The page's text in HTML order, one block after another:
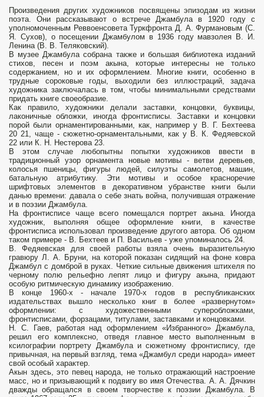
Произведения других художников посвящены эпизодам из жизни
поэта. Они рассказывают о встрече Джамбула в 1920 году с
уполномоченным Рев­военсовета Туркфронта Д. А. Фурмановым (С.
Я. Сухов), о посещении Джамбулом в 1936 году мавзолея В. И.
Ленина (В. В. Теляковский).
В музее Джамбула собрана также и большая библиотека изданий
стихов, песен и поэм акына, которые интересны не только
содержанием, но и их оформлением. Многие книги, особенно в
трудные сороковые годы, выходили без иллюстраций, задача
художника заключалась в том, чтобы минимальными средствами
придать книге своеобразие.
Как правило, художники делали за­ставки, концовки, буквицы,
лаконичные обложки, иногда фронтисписы. За­ставки и концовки
порой были орнаментированными, как, например у В. Г. Бехтеева
20 21, чаще - сюжетно-орнаментальными, как у В. К. Федяевской
22 или К. Н. Нестерова 23.
В этом случае любопытны попытки художников ввести в
традиционный узор орнамента новые мотивы - ветви деревьев,
колосья пшеницы, фигуры людей, силуэты самолетов, машин,
батальную атрибутику. Эти мотивы и особое красноречие
шрифтовых элементов в декоративном убранстве книги были
данью времени: давала о себе знать война, получившая отражение
и в поэзии Джамбула.
На фронтисписе чаще всего помещался портрет акына. Иногда
художник, выполняя общее оформление книги, в качестве
фронтисписа использовал произведение другого автора. Об одном
таком примере - В. Бехтеев и П. Васильев - уже упоминалось 24.
В. Федяевская для своей работы взяла очень выразительную
гравюру Л. А. Бруни, на которой показан сидящий на фоне ковра
Джамбул с домброй в руках. Четкие сильные движения штихеля по
черному полю рельефно лепят лицо и фигуру акына, придают
особую ритмическую динамику изображению.
В конце 1960-х - начале 1970-х годов в республиканских
издательствах вышло несколько книг в более «развернутом»
оформлении: с художественными суперобложками,
фронтисписами, форзацами, титулами, заставками и концов­ками.
Н. С. Гаев, работая над оформлением «Избранного» Джамбула,
решил его комплексно, отведя главное место выполненным в
ксилографии портрету Джамбула и сюжетному фронтиспису, где
привычная, на первый взгляд, тема «Джамбул среди народа» имеет
свой особый характер.
Акын здесь, это певец народа, не только отражающий настроение
масс, но и призывающий к подвигу во имя Отечества. А. А. Дячкин
дважды обращался в своем творчестве к поэзии Джамбула. В